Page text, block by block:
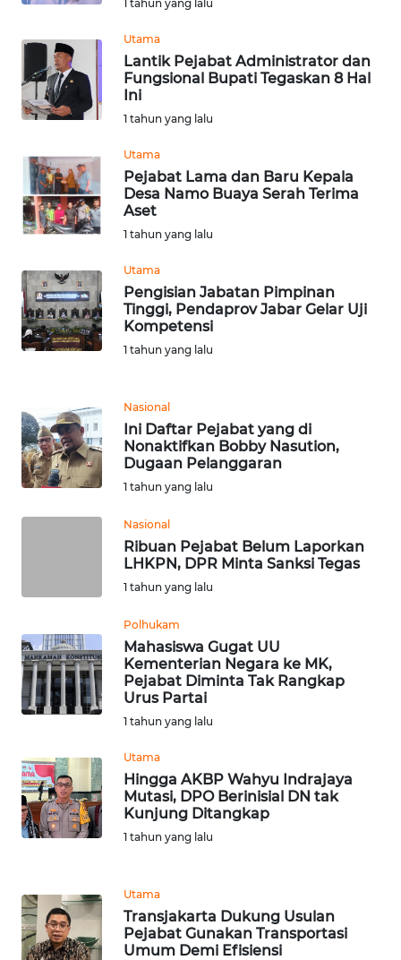
1 tahun yang lalu
Utama
Lantik Pejabat Administrator dan
Fungsional Bupati Tegaskan 8 Hal
Ini
1 tahun yang lalu
Utama
Pejabat Lama dan Baru Kepala
Desa Namo Buaya Serah Terima
Aset
1 tahun yang lalu
Utama
Pengisian Jabatan Pimpinan
Tinggi, Pendaprov Jabar Gelar Uji
Kompetensi
1 tahun yang lalu
Nasional
Ini Daftar Pejabat yang di
Nonaktifkan Bobby Nasution,
Dugaan Pelanggaran
1 tahun yang lalu
Nasional
Ribuan Pejabat Belum Laporkan
LHKPN, DPR Minta Sanksi Tegas
1 tahun yang lalu
Polhukam
Mahasiswa Gugat UU
Kementerian Negara ke MK,
Pejabat Diminta Tak Rangkap
Urus Partai
1 tahun yang lalu
Utama
Hingga AKBP Wahyu Indrajaya
Mutasi, DPO Berinisial DN tak
Kunjung Ditangkap
1 tahun yang lalu
Utama
Transjakarta Dukung Usulan
Pejabat Gunakan Transportasi
Umum Demi Efisiensi
WN
PAPUA
WN
PAPUA
WN
RIAU
SERAMBI
WN
JAMBI
SULTRA
WN
NTB
WN
WN
BABEL
WN
WN
SUMSEL
WN
LAMPUNG